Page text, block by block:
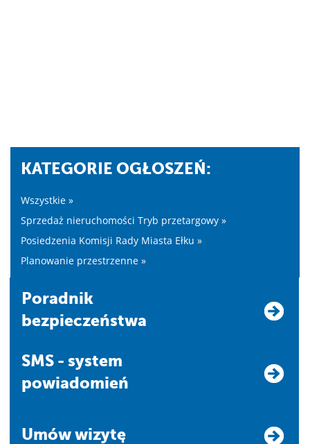
KATEGORIE OGŁOSZEŃ:
Wszystkie »
Sprzedaż nieruchomości Tryb przetargowy »
Posiedzenia Komisji Rady Miasta Ełku »
Planowanie przestrzenne »
Poradnik
bezpieczeństwa
SMS - system
powiadomień
Umów wizytę